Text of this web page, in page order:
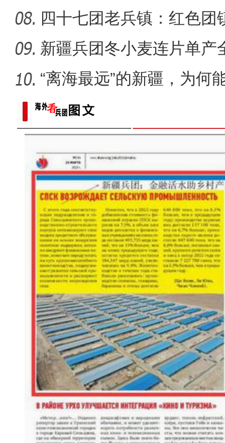
《给爸爸的一
四十七团老兵镇：红色团
新疆兵团冬小麦连片单产
在？
“离海最远”的新疆，为何